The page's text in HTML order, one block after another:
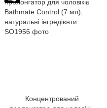
Концентрований